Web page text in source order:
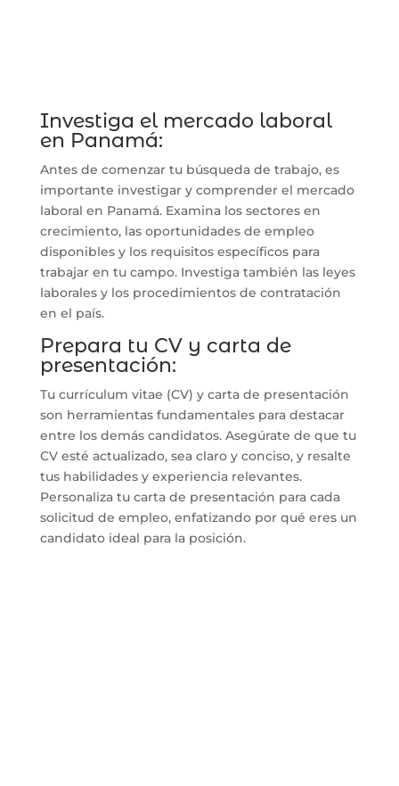
Investiga el mercado laboral
en Panamá:
Antes de comenzar tu búsqueda de trabajo, es
importante investigar y comprender el mercado
laboral en Panamá. Examina los sectores en
crecimiento, las oportunidades de empleo
disponibles y los requisitos específicos para
trabajar en tu campo. Investiga también las leyes
laborales y los procedimientos de contratación
en el país.
Prepara tu CV y carta de
presentación:
Tu currículum vitae (CV) y carta de presentación
son herramientas fundamentales para destacar
entre los demás candidatos. Asegúrate de que tu
CV esté actualizado, sea claro y conciso, y resalte
tus habilidades y experiencia relevantes.
Personaliza tu carta de presentación para cada
solicitud de empleo, enfatizando por qué eres un
candidato ideal para la posición.